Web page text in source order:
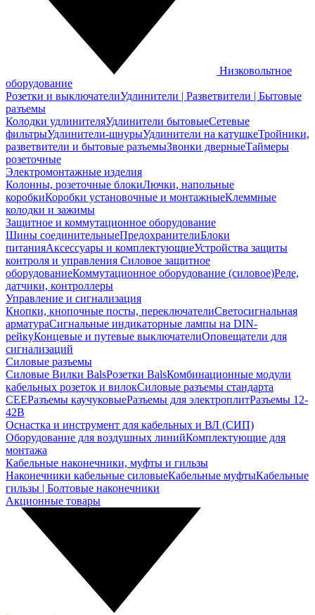
Низковольтное
оборудование
Розетки и выключателиУдлинители | Разветвители | Бытовые
разъемы
Колодки удлинителяУдлинители бытовыеСетевые
фильтрыУдлинители-шнурыУдлинители на катушкеТройники,
разветвители и бытовые разъемыЗвонки дверныеТаймеры
розеточные
Электромонтажные изделия
Колонны, розеточные блокиЛючки, напольные
коробкиКоробки установочные и монтажныеКлеммные
колодки и зажимы
Защитное и коммутационное оборудование
Шины соединительныеПредохранителиБлоки
питанияАксессуары и комплектующиеУстройства защиты
контроля и управления Силовое защитное
оборудованиеКоммутационное оборудование (силовое)Реле,
датчики, контроллеры
Управление и сигнализация
Кнопки, кнопочные посты, переключателиСветосигнальная
арматураСигнальные индикаторные лампы на DIN-
рейкуКонцевые и путевые выключателиОповещатели для
сигнализаций
Силовые разъемы
Силовые Вилки BalsРозетки BalsКомбинационные модули
кабельных розеток и вилокСиловые разъемы стандарта
CEEРазъемы каучуковыеРазъемы для электроплитРазъемы 12-
42В
Оснастка и инструмент для кабельных и ВЛ (СИП)
Оборудование для воздушных линийКомплектующие для
монтажа
Кабельные наконечники, муфты и гильзы
Наконечники кабельные силовыеКабельные муфтыКабельные
гильзы | Болтовые наконечники
Акционные товары